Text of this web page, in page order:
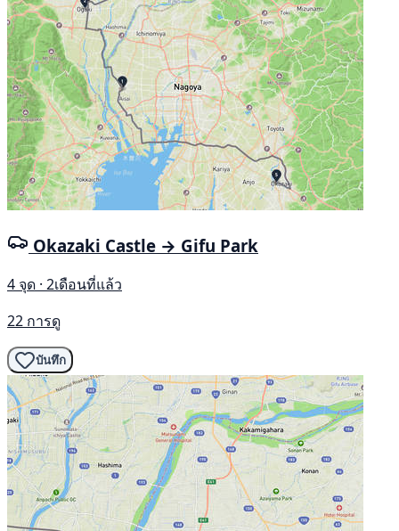
Okazaki Castle → Gifu Park
4 จุด · 2เดือนที่แล้ว
22 การดู
บันทึก